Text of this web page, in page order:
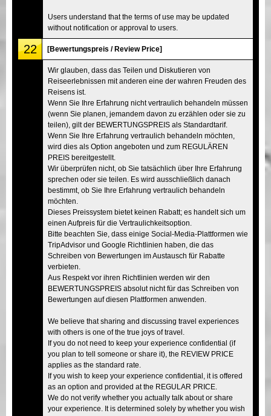
Users understand that the terms of use may be updated
without notification or approval to users.
22 [Bewertungspreis / Review Price]
Wir glauben, dass das Teilen und Diskutieren von
Reiseerlebnissen mit anderen eine der wahren Freuden des
Reisens ist.
Wenn Sie Ihre Erfahrung nicht vertraulich behandeln müssen
(wenn Sie planen, jemandem davon zu erzählen oder sie zu
teilen), gilt der BEWERTUNGSPREIS als Standardtarif.
Wenn Sie Ihre Erfahrung vertraulich behandeln möchten,
wird dies als Option angeboten und zum REGULÄREN
PREIS bereitgestellt.
Wir überprüfen nicht, ob Sie tatsächlich über Ihre Erfahrung
sprechen oder sie teilen. Es wird ausschließlich danach
bestimmt, ob Sie Ihre Erfahrung vertraulich behandeln
möchten.
Dieses Preissystem bietet keinen Rabatt; es handelt sich um
einen Aufpreis für die Vertraulichkeitsoption.
Bitte beachten Sie, dass einige Social-Media-Plattformen wie
TripAdvisor und Google Richtlinien haben, die das
Schreiben von Bewertungen im Austausch für Rabatte
verbieten.
Aus Respekt vor ihren Richtlinien werden wir den
BEWERTUNGSPREIS absolut nicht für das Schreiben von
Bewertungen auf diesen Plattformen anwenden.
We believe that sharing and discussing travel experiences
with others is one of the true joys of travel.
If you do not need to keep your experience confidential (if
you plan to tell someone or share it), the REVIEW PRICE
applies as the standard rate.
If you wish to keep your experience confidential, it is offered
as an option and provided at the REGULAR PRICE.
We do not verify whether you actually talk about or share
your experience. It is determined solely by whether you wish